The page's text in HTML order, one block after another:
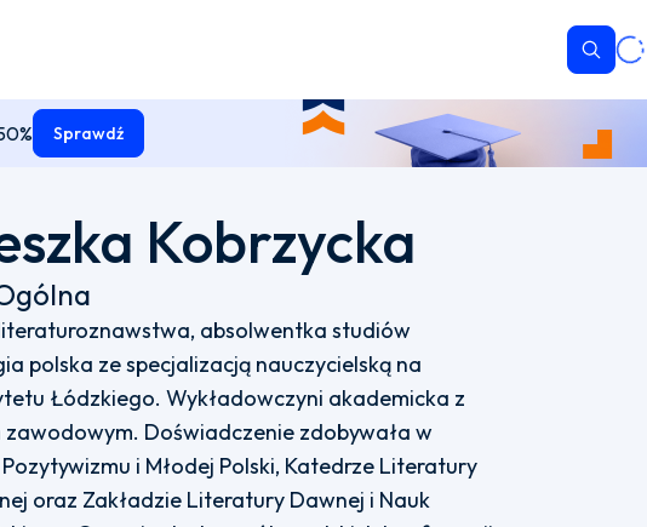
Sprawdź
Kobrzycka
absolwentka studiów
polska ze specjalizacją nauczycielską na
Łódzkiego. Wykładowczyni akademicka z
Doświadczenie zdobywała w
i Młodej Polski, Katedrze Literatury
oraz Zakładzie Literatury Dawnej i Nauk